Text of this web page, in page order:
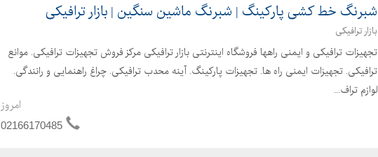
شبرنگ خط کشی پارکینگ | شبرنگ ماشین سنگین | بازار ترافیکی
بازار ترافیکی
تجهیزات ترافیکی و ایمنی راهها فروشگاه اینترنتی بازار ترافیکی مرکز فروش تجهیزات ترافیکی. موانع
ترافیکی. تجهیزات ایمنی راه ها. تجهیزات پارکینگ. آینه محدب ترافیکی. چراغ راهنمایی و رانندگی.
لوازم تراف...
امروز
02166170485